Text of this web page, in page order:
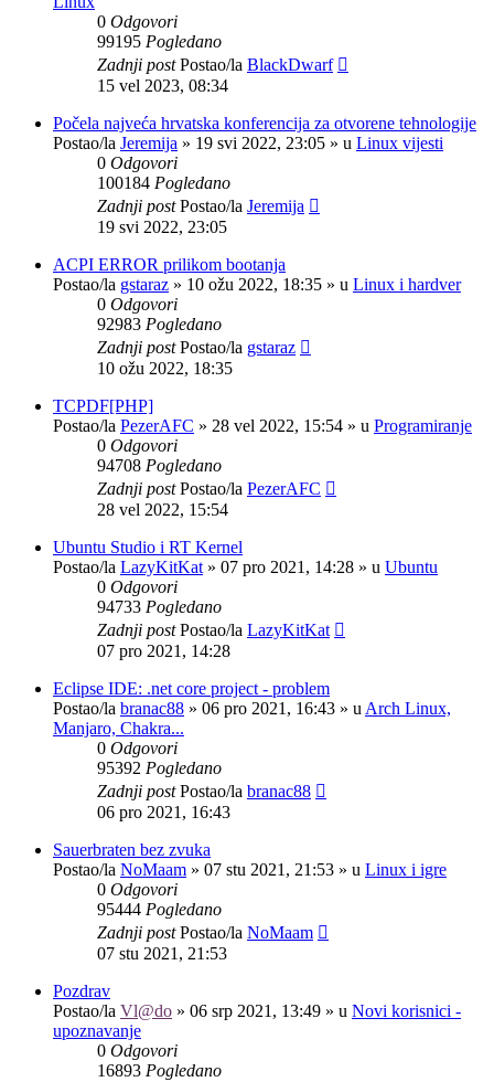
0 Odgovori
99195 Pogledano
Zadnji postPostao/la BlackDwarf
15 vel 2023, 08:34
Počela najveća hrvatska konferencija za otvorene tehnologije
Postao/la Jeremija » 19 svi 2022, 23:05 » u Linux vijesti
0 Odgovori
100184 Pogledano
Zadnji postPostao/la Jeremija
19 svi 2022, 23:05
ACPI ERROR prilikom bootanja
Postao/la gstaraz » 10 ožu 2022, 18:35 » u Linux i hardver
0 Odgovori
92983 Pogledano
Zadnji postPostao/la gstaraz
10 ožu 2022, 18:35
TCPDF[PHP]
Postao/la PezerAFC » 28 vel 2022, 15:54 » u Programiranje
0 Odgovori
94708 Pogledano
Zadnji postPostao/la PezerAFC
28 vel 2022, 15:54
Ubuntu Studio i RT Kernel
Postao/la LazyKitKat » 07 pro 2021, 14:28 » u Ubuntu
0 Odgovori
94733 Pogledano
Zadnji postPostao/la LazyKitKat
07 pro 2021, 14:28
Eclipse IDE: .net core project - problem
Postao/la branac88 » 06 pro 2021, 16:43 » u Arch Linux,
Manjaro, Chakra...
0 Odgovori
95392 Pogledano
Zadnji postPostao/la branac88
06 pro 2021, 16:43
Sauerbraten bez zvuka
Postao/la NoMaam » 07 stu 2021, 21:53 » u Linux i igre
0 Odgovori
95444 Pogledano
Zadnji postPostao/la NoMaam
07 stu 2021, 21:53
Pozdrav
Postao/la Vl@do » 06 srp 2021, 13:49 » u Novi korisnici -
upoznavanje
0 Odgovori
16893 Pogledano